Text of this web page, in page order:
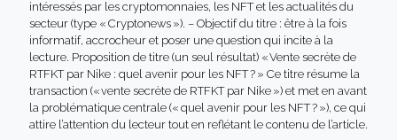
intéressés par les cryptomonnaies, les NFT et les actualités du
secteur (type « Cryptonews »). – Objectif du titre : être à la fois
informatif, accrocheur et poser une question qui incite à la
lecture. Proposition de titre (un seul résultat) « Vente secrète de
RTFKT par Nike : quel avenir pour les NFT ? » Ce titre résume la
transaction (« vente secrète de RTFKT par Nike ») et met en avant
la problématique centrale (« quel avenir pour les NFT ? »), ce qui
attire l’attention du lecteur tout en reflétant le contenu de l’article.